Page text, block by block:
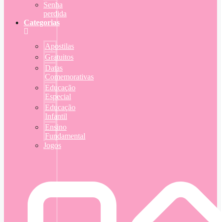
Senha
perdida
Categorias
Apostilas
Gratuitos
Datas
Comemorativas
Educação
Especial
Educação
Infantil
Ensino
Fundamental
Jogos